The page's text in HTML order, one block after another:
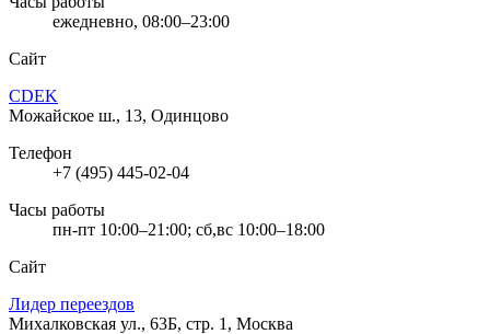
ежедневно, 08:00–23:00
Сайт
CDEK
Можайское ш., 13, Одинцово
Телефон
+7 (495) 445-02-04
Часы работы
пн-пт 10:00–21:00; сб,вс 10:00–18:00
Сайт
Лидер переездов
Михалковская ул., 63Б, стр. 1, Москва